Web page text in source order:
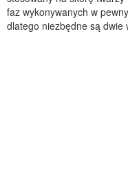
faz wykonywanych w
dlatego niezbędne są dwie